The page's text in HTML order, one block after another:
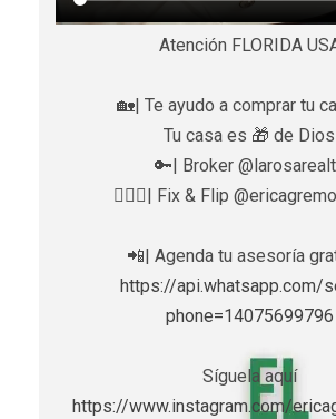
Atención FLORIDA
🏡| Te ayudo a comprar tu
Tu casa es 🎁 de Dios
🔑| Broker
👷🏼‍♀️| Fix & Flip
📲| Agenda tu asesoría
https://api.whatsapp.com/
phone=14075699796
Síguela aquí
https://www.instagram.com/